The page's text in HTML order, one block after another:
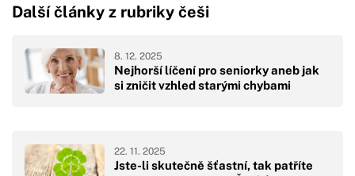
Další články z rubriky češi
Nejhorší líčení pro seniorky aneb jak
si zničit vzhled starými chybami
8. 12. 2025
Jste-li skutečně šťastní, tak patříte
22. 11. 2025